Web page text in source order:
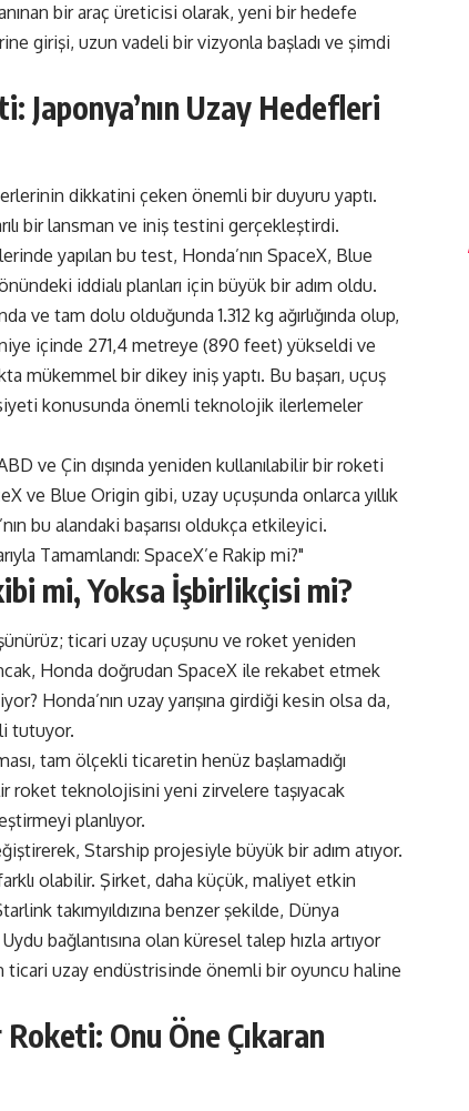
bir araç üreticisi olarak, yeni bir hedefe
girişi, uzun vadeli bir vizyonla başladı ve şimdi
Japonya’nın Uzay Hedefleri
dikkatini çeken önemli bir duyuru yaptı.
bir lansman ve iniş testini gerçekleştirdi.
yapılan bu test, Honda’nın SpaceX, Blue
iddialı planları için büyük bir adım oldu.
ve tam dolu olduğunda 1.312 kg ağırlığında olup,
içinde 271,4 metreye (890 feet) yükseldi ve
mükemmel bir dikey iniş yaptı. Bu başarı, uçuş
konusunda önemli teknolojik ilerlemeler
ve Çin dışında yeniden kullanılabilir bir roketi
ve Blue Origin gibi, uzay uçuşunda onlarca yıllık
bu alandaki başarısı oldukça etkileyici.
mi, Yoksa İşbirlikçisi mi?
ticari uzay uçuşunu ve roket yeniden
Honda doğrudan SpaceX ile rekabet etmek
Honda’nın uzay yarışına girdiği kesin olsa da,
tutuyor.
tam ölçekli ticaretin henüz başlamadığı
roket teknolojisini yeni zirvelere taşıyacak
planlıyor.
Starship projesiyle büyük bir adım atıyor.
olabilir. Şirket, daha küçük, maliyet etkin
takımyıldızına benzer şekilde, Dünya
bağlantısına olan küresel talep hızla artıyor
ticari uzay endüstrisinde önemli bir oyuncu haline
Onu Öne Çıkaran